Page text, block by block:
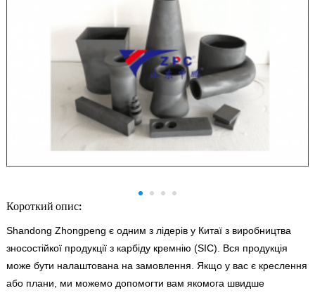
Короткий опис:
Shandong Zhongpeng є одним з лідерів у Китаї з виробництва
зносостійкої продукції з карбіду кремнію (SIC). Вся продукція
може бути налаштована на замовлення. Якщо у вас є креслення
або плани, ми можемо допомогти вам якомога швидше